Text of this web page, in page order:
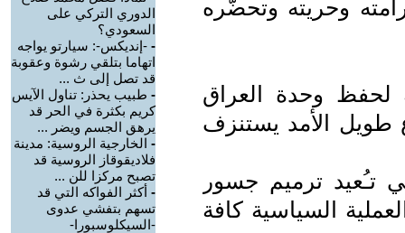
وحريته وتحضّره
لحفظ وحدة العراق
طويل الأمد يستنزف
تـُعيد ترميم جسور
السياسية كافة
الدوري التركي على
السعودي؟
- -إنديكس-: سيارتو يواجه
اتهاما بتلقي رشوة وعقوبة
قد تصل إلى ث ...
- طبيب يحذر: تناول الآيس
كريم بكثرة في الحر قد
يرهق الجسم ويضر ...
- الخارجية الروسية: مدينة
فلاديقوقاز الروسية قد
تصبح مركزا للن ...
- أكثر الفواكه التي قد
تسهم بتفشي عدوى
-السيكلوسبورا-